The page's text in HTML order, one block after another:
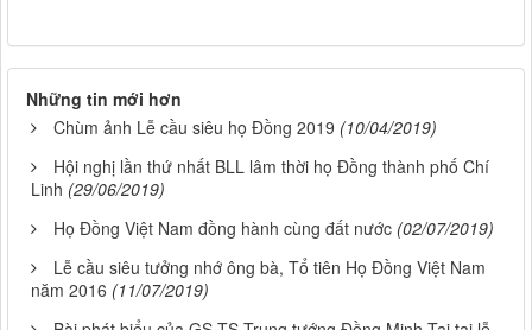
Những tin mới hơn
Chùm ảnh Lễ cầu siêu họ Đồng 2019 (10/04/2019)
Hội nghị lần thứ nhất BLL lâm thời họ Đồng thành phố Chí
Linh (29/06/2019)
Họ Đồng Việt Nam đồng hành cùng đất nước (02/07/2019)
Lễ cầu siêu tưởng nhớ ông bà, Tổ tiên Họ Đồng Việt Nam
năm 2016 (11/07/2019)